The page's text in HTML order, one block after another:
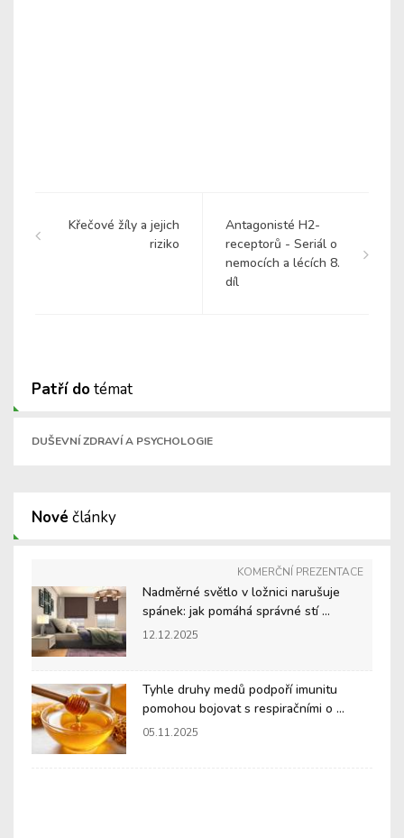
Křečové žíly a jejich
riziko
Antagonisté H2-
receptorů - Seriál o
nemocích a lécích 8.
díl
Patří dotémat
DUŠEVNÍ ZDRAVÍ A PSYCHOLOGIE
Nové články
KOMERČNÍ PREZENTACE
Nadměrné světlo v ložnici narušuje
spánek: jak pomáhá správné stí ...
12.12.2025
Tyhle druhy medů podpoří imunitu
pomohou bojovat s respiračními o ...
05.11.2025